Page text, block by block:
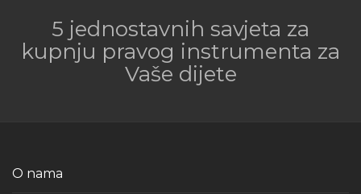
5 jednostavnih savjeta za
kupnju pravog instrumenta za
Vaše dijete
O nama